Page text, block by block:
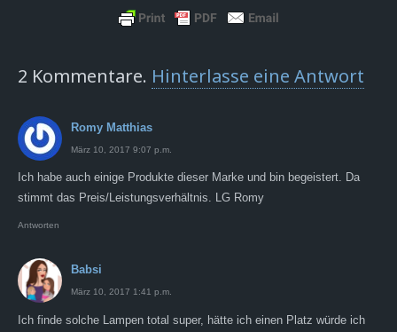
2 Kommentare. Hinterlasse eine Antwort
Romy Matthias
März 10, 2017 9:07 p.m.
Ich habe auch einige Produkte dieser Marke und bin begeistert. Da
stimmt das Preis/Leistungsverhältnis. LG Romy
Antworten
Babsi
März 10, 2017 1:41 p.m.
Ich finde solche Lampen total super, hätte ich einen Platz würde ich